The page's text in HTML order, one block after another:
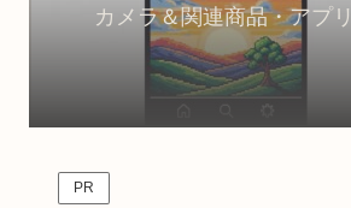
カメラ＆関連商品・アプリ
PR